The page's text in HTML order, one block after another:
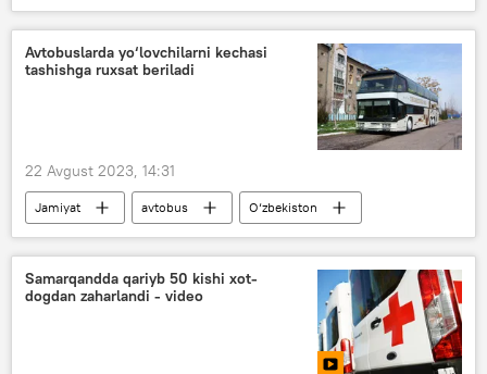
BRIKS (BRICS)
Sergey Lavrov
Avtobuslarda yo‘lovchilarni kechasi
tashishga ruxsat beriladi
22 Avgust 2023, 14:31
Jamiyat avtobus O‘zbekiston
Samarqandda qariyb 50 kishi xot-
dogdan zaharlandi - video